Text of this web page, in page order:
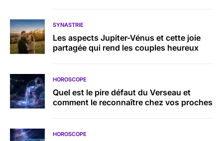
SYNASTRIE
Les aspects Jupiter-Vénus et cette joie
partagée qui rend les couples heureux
HOROSCOPE
Quel est le pire défaut du Verseau et
comment le reconnaître chez vos proches
HOROSCOPE